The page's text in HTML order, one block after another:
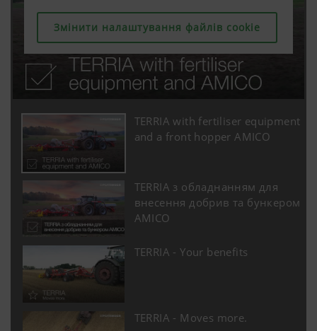
Змінити налаштування файлів cookie
Змінити налаштування файлів cookie
Змінити налаштування файлів cookie
TERRIA with fertiliser equipment
and a front hopper AMICO
TERRIA з обладнанням для
внесення добрив та бункером
AMICO
TERRIA - Your benefits
TERRIA - Moves more.